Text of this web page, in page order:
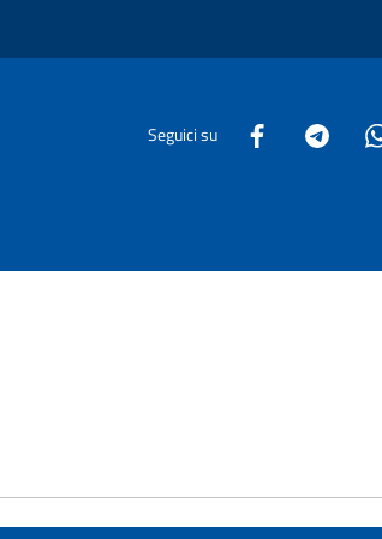
Seguici su